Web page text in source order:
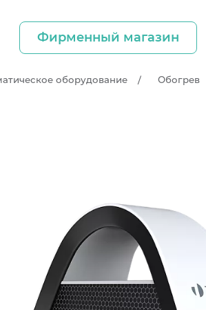
Фирменный магазин
оборудование Обогрев